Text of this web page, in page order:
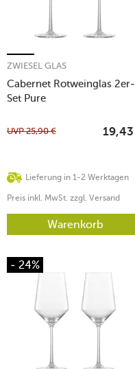
Cabernet Rotweinglas 2er-
Set Pure
ZWIESEL GLAS
Lieferung in 1-2 Werktagen
UVP25,90 € 19,43
Preis inkl. MwSt. zzgl. Versand
Warenkorb
- 24%